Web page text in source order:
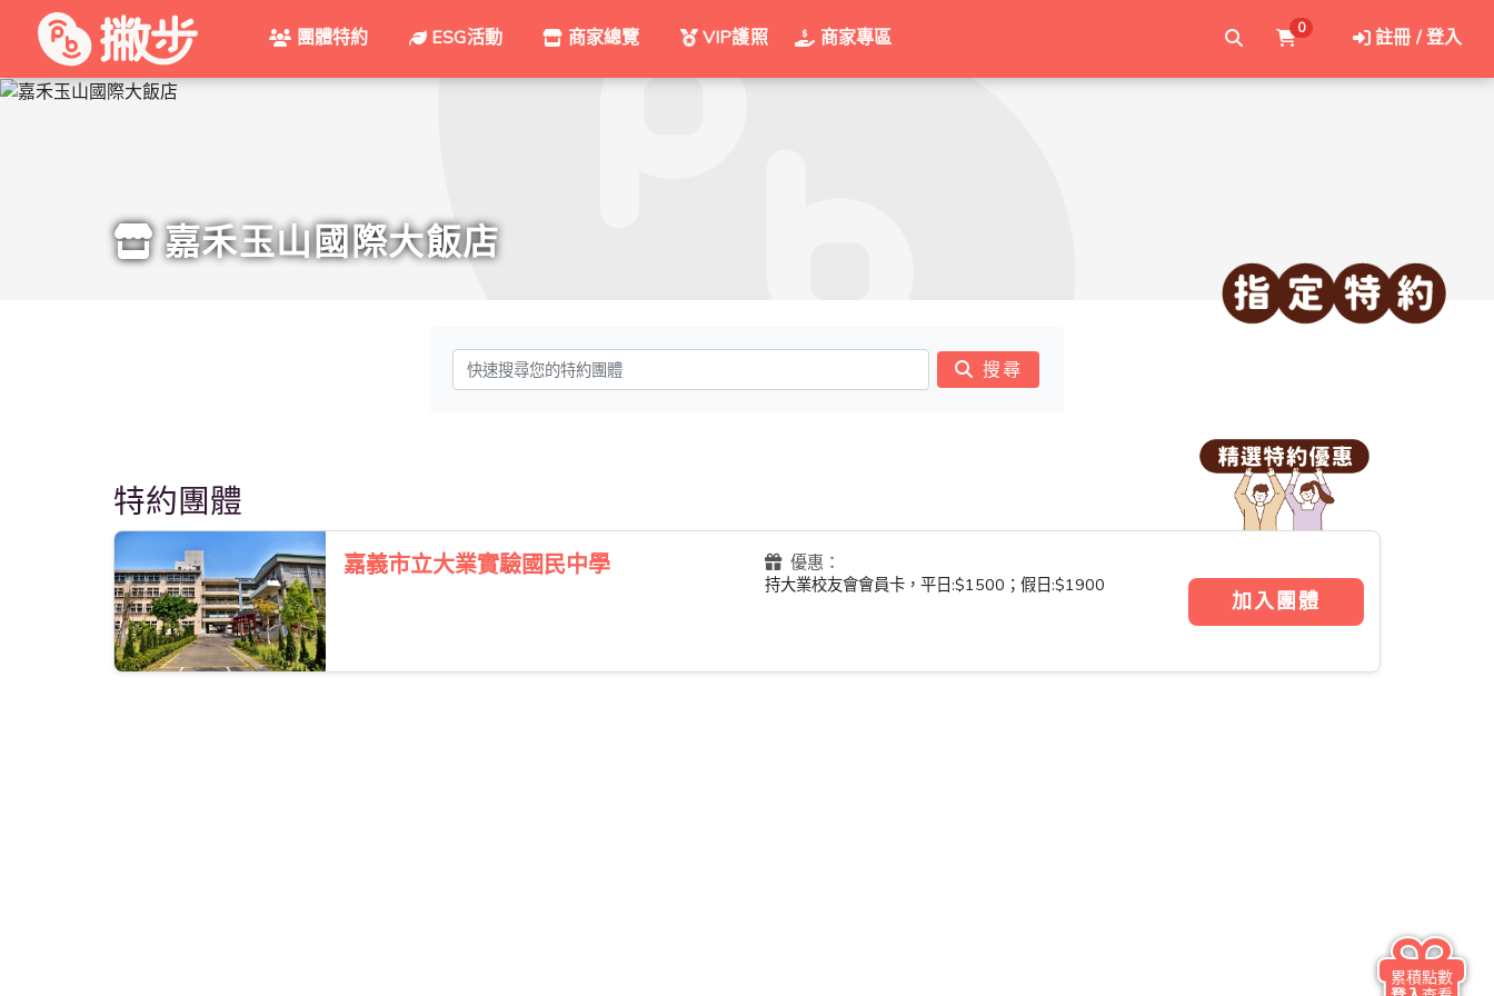
團體特約 ESG活動 商家總覽 VIP護照 商家專區 0 註冊 / 登入
嘉禾玉山國際大飯店
搜尋
特約團體
嘉義市立大業實驗國民中學
優惠：
持大業校友會會員卡，平日:$1500；假日:$1900
加入團體
累積點數